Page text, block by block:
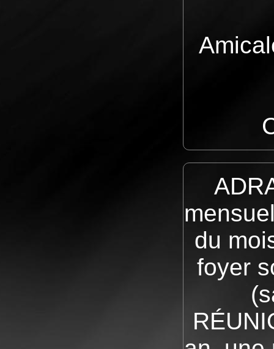
du
foyer